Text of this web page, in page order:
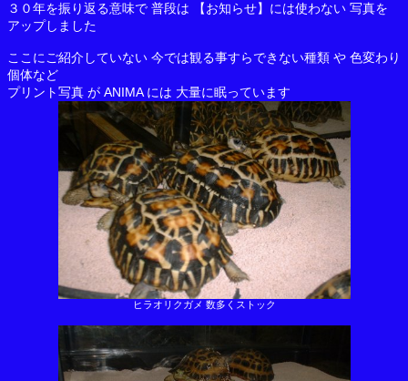
３０年を振り返る意味で 普段は 【お知らせ】には使わない 写真を
アップしました
ここにご紹介していない 今では観る事すらできない種類 や 色変わり
個体など
プリント写真 が ANIMA には 大量に眠っています
ヒラオリクガメ 数多くストック